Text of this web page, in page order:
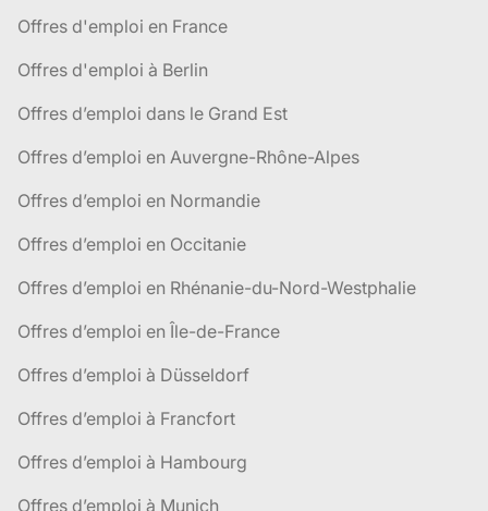
Offres d'emploi en France
Offres d'emploi à Berlin
Offres d’emploi dans le Grand Est
Offres d’emploi en Auvergne-Rhône-Alpes
Offres d’emploi en Normandie
Offres d’emploi en Occitanie
Offres d’emploi en Rhénanie-du-Nord-Westphalie
Offres d’emploi en Île-de-France
Offres d’emploi à Düsseldorf
Offres d’emploi à Francfort
Offres d’emploi à Hambourg
Offres d’emploi à Munich